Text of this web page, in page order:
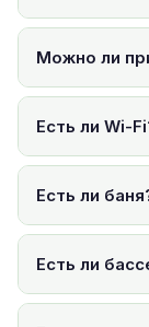
Можно ли
Есть ли Wi-
Есть ли
Есть ли